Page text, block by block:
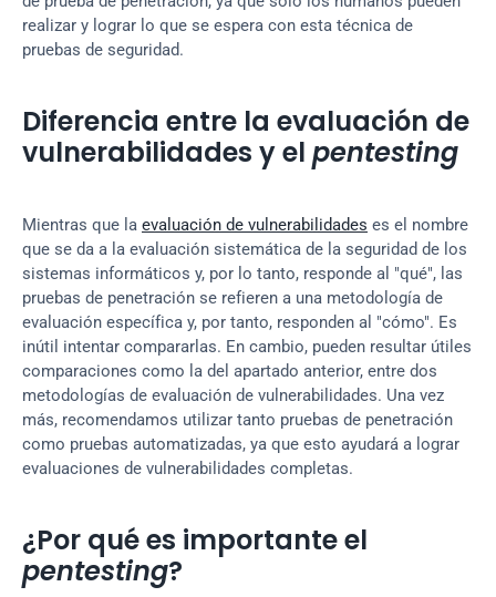
realizar y lograr lo que se espera con esta técnica de
pruebas de seguridad.
Diferencia entre la evaluación de
vulnerabilidades y el pentesting
Mientras que la evaluación de vulnerabilidades es el nombre
que se da a la evaluación sistemática de la seguridad de los
sistemas informáticos y, por lo tanto, responde al "qué", las
pruebas de penetración se refieren a una metodología de
evaluación específica y, por tanto, responden al "cómo". Es
inútil intentar compararlas. En cambio, pueden resultar útiles
comparaciones como la del apartado anterior, entre dos
metodologías de evaluación de vulnerabilidades. Una vez
más, recomendamos utilizar tanto pruebas de penetración
como pruebas automatizadas, ya que esto ayudará a lograr
evaluaciones de vulnerabilidades completas.
pentesting?